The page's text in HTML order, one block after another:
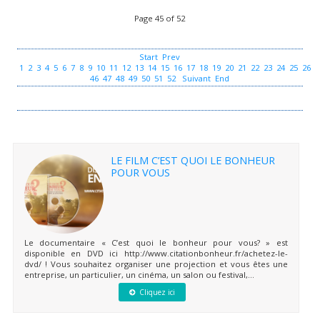
Page 45 of 52
Start Prev
1 2 3 4 5 6 7 8 9 10 11 12 13 14 15 16 17 18 19 20 21 22 23 24 25 26
46 47 48 49 50 51 52 Suivant End
LE FILM C’EST QUOI LE BONHEUR
POUR VOUS
Le documentaire « C’est quoi le bonheur pour vous? » est
disponible en DVD ici http://www.citationbonheur.fr/achetez-le-
dvd/ ! Vous souhaitez organiser une projection et vous êtes une
entreprise, un particulier, un cinéma, un salon ou festival,...
Cliquez ici